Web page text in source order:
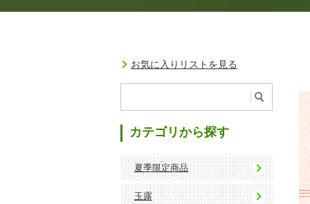
お気に入りリストを見る
カテゴリから探す
夏季限定商品
玉露